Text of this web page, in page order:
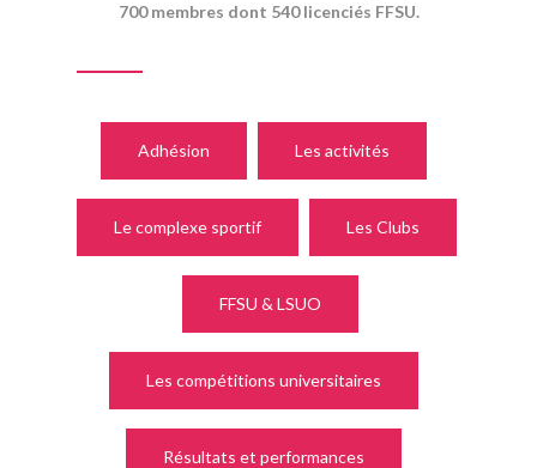
700 membres dont 540 licenciés FFSU.
Adhésion Les activités
Le complexe sportif Les Clubs
FFSU & LSUO
Les compétitions universitaires
Résultats et performances